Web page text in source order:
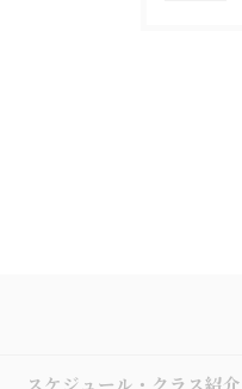
スケジュール・クラス紹介